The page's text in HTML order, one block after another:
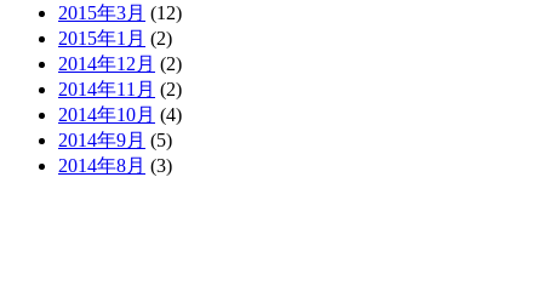
2015年3月 (12)
2015年1月 (2)
2014年12月 (2)
2014年11月 (2)
2014年10月 (4)
2014年9月 (5)
2014年8月 (3)